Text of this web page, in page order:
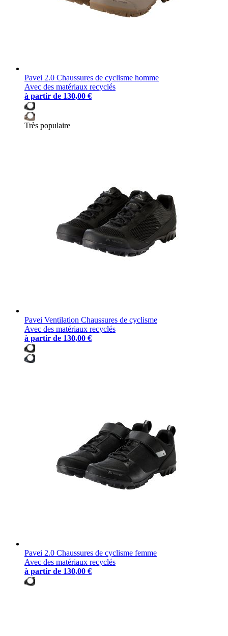
Pavei 2.0 Chaussures de cyclisme homme
Avec des matériaux recyclés
à partir de 130,00 €
Très populaire
Pavei Ventilation Chaussures de cyclisme
Avec des matériaux recyclés
à partir de 130,00 €
Pavei 2.0 Chaussures de cyclisme femme
Avec des matériaux recyclés
à partir de 130,00 €